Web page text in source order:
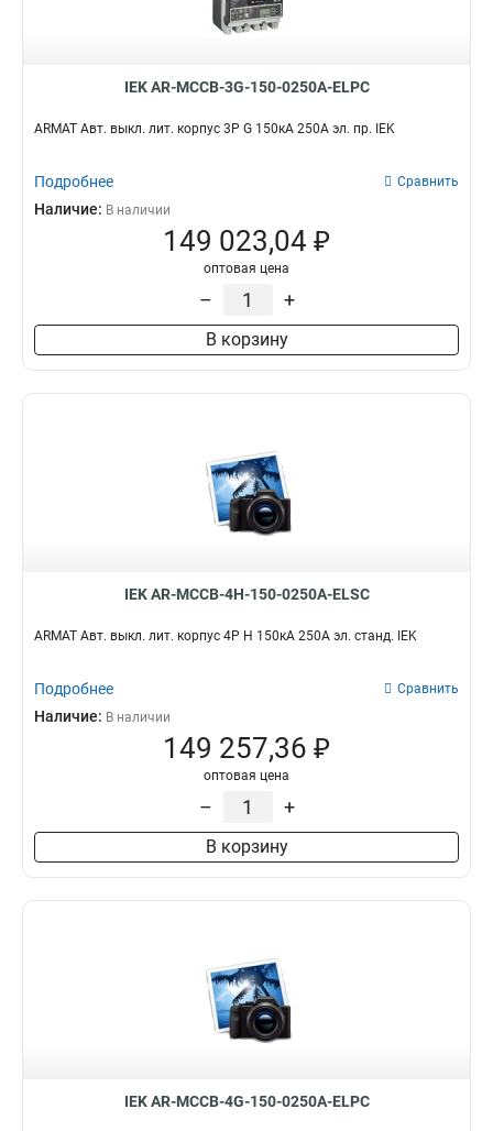
IEK AR-MCCB-3G-150-0250A-ELPC
ARMAT Авт. выкл. лит. корпус 3P G 150кА 250А эл. пр. IEK
Подробнее Сравнить
Наличие: В наличии
149 023,04 ₽
оптовая цена
– +
В корзину
IEK AR-MCCB-4H-150-0250A-ELSC
ARMAT Авт. выкл. лит. корпус 4P H 150кА 250А эл. станд. IEK
Подробнее Сравнить
Наличие: В наличии
149 257,36 ₽
оптовая цена
– +
В корзину
IEK AR-MCCB-4G-150-0250A-ELPC